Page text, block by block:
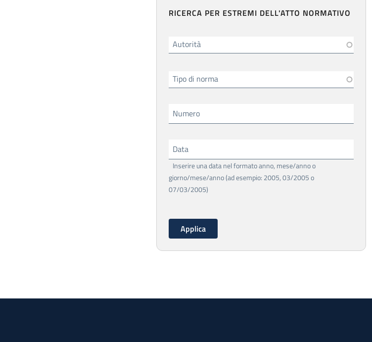
RICERCA PER ESTREMI DELL'ATTO NORMATIVO
Autorità
Tipo di norma
Numero
Data
Inserire una data nel formato anno, mese/anno o
giorno/mese/anno (ad esempio: 2005, 03/2005 o
07/03/2005)